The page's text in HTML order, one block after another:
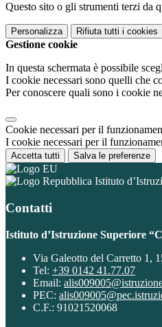
Questo sito o gli strumenti terzi da
Personalizza Rifiuta tutti i cookies
Gestione cookie
In questa schermata è possibile
I cookie necessari sono quelli che
Per conoscere quali sono i cookie
Cookie necessari per il
I cookie necessari per il
Accetta tutti Salva le preferenze
Istituto
Contatti
Istituto d’Istruzione Superiore
Via Galeotto del Carretto 1,
Tel: +39 0142 41.77.07
Email:
PEC:
C.F.: 91021520068